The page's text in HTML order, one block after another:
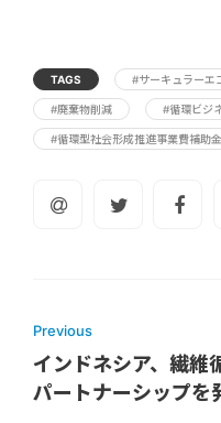
TAGS #サーキュラーエ
#廃棄物削減 #循環ビジ
#循環型社会形成推進事業費補助金
Previous
インドネシア、繊維
パートナーシップを